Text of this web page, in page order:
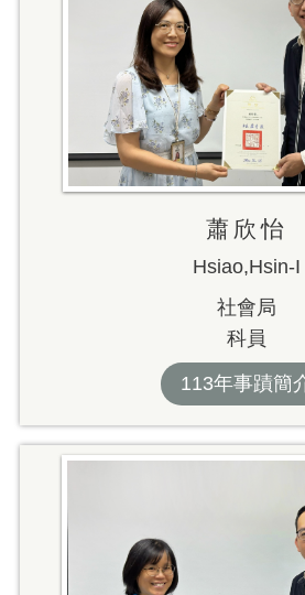
蕭欣怡
Hsiao,Hsin-I
社會局
科員
113年事蹟簡